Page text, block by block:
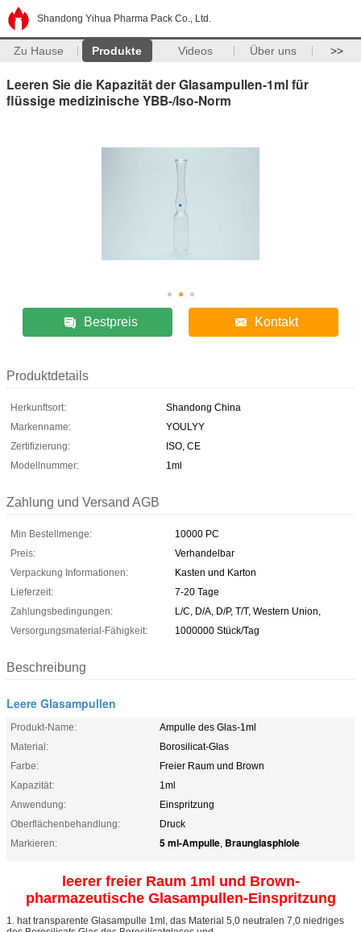
Shandong Yihua Pharma Pack Co., Ltd.
Zu Hause Produkte Videos Über uns >>
Leeren Sie die Kapazität der Glasampullen-1ml für
flüssige medizinische YBB-/Iso-Norm
Bestpreis Kontakt
Produktdetails
Herkunftsort:
Shandong China
Markenname:
YOULYY
Zertifizierung:
ISO, CE
Modellnummer:
1ml
Zahlung und Versand AGB
Min Bestellmenge:
10000 PC
Preis:
Verhandelbar
Verpackung Informationen:
Kasten und Karton
Lieferzeit:
7-20 Tage
Zahlungsbedingungen:
L/C, D/A, D/P, T/T, Western Union,
Versorgungsmaterial-Fähigkeit:
1000000 Stück/Tag
Beschreibung
Leere Glasampullen
Produkt-Name:
Ampulle des Glas-1ml
Material:
Borosilicat-Glas
Farbe:
Freier Raum und Brown
Kapazität:
1ml
Anwendung:
Einspritzung
Oberflächenbehandlung:
Druck
Markieren:
5 ml-Ampulle, Braunglasphiole
leerer freier Raum 1ml und Brown-
pharmazeutische Glasampullen-Einspritzung
1. hat transparente Glasampulle 1ml, das Material 5,0 neutralen 7,0 niedriges